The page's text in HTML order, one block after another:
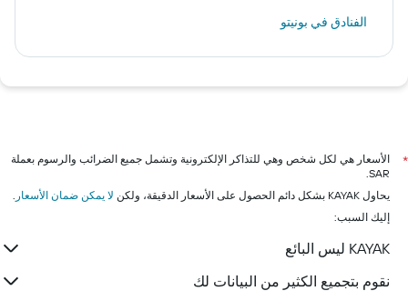
الفنادق في بونيتو
*
الأسعار هي لكل شخص وهي للتذاكر الإلكترونية وتشمل جميع الضرائب والرسوم بعملة
SAR.
يحاول KAYAK بشكل دائم الحصول على الأسعار الدقيقة، ولكن
لا يمكن ضمان الأسعار .
إليك السبب:
KAYAK ليس البائع
نقوم بتجميع الكثير من البيانات لك